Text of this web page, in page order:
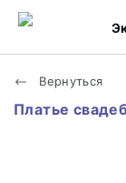
Вернуться
Платье